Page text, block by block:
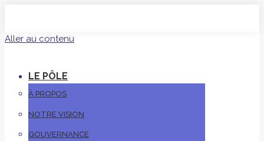
Aller au contenu
LE PÔLE
À PROPOS
NOTRE VISION
GOUVERNANCE